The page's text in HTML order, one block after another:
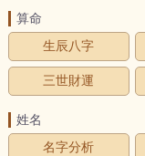
算命
生辰八字
三世財運
姓名
名字分析